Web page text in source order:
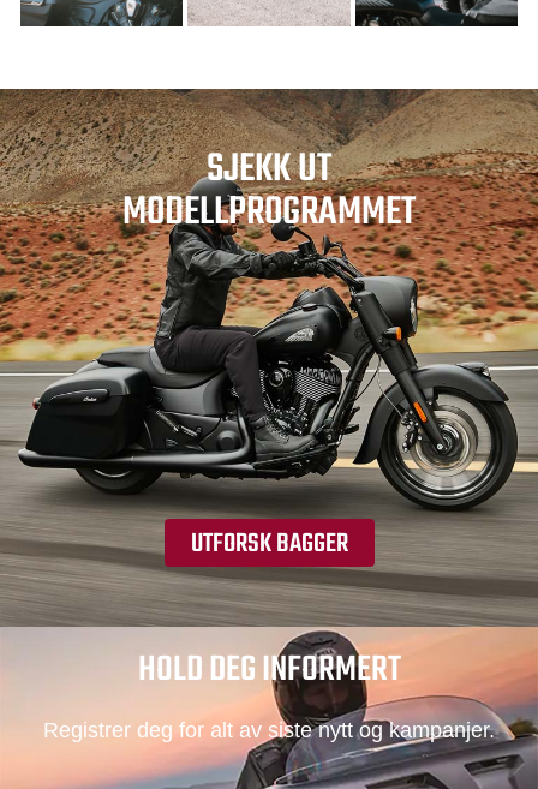
SJEKK UT
MODELLPROGRAMMET
UTFORSK BAGGER
HOLD DEG INFORMERT
Registrer deg for alt av siste nytt og kampanjer.